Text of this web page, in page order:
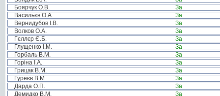
Боярчук О.В.
За
Васильєв О.А.
За
Вернидубов І.В.
За
Волков О.А.
За
Гєллєр Є.Б.
За
Глущенко І.М.
За
Горбаль В.М.
За
Горіна І.А.
За
Грицак В.М.
За
Гуреєв В.М.
За
Дарда О.П.
За
Демидко В.М.
За